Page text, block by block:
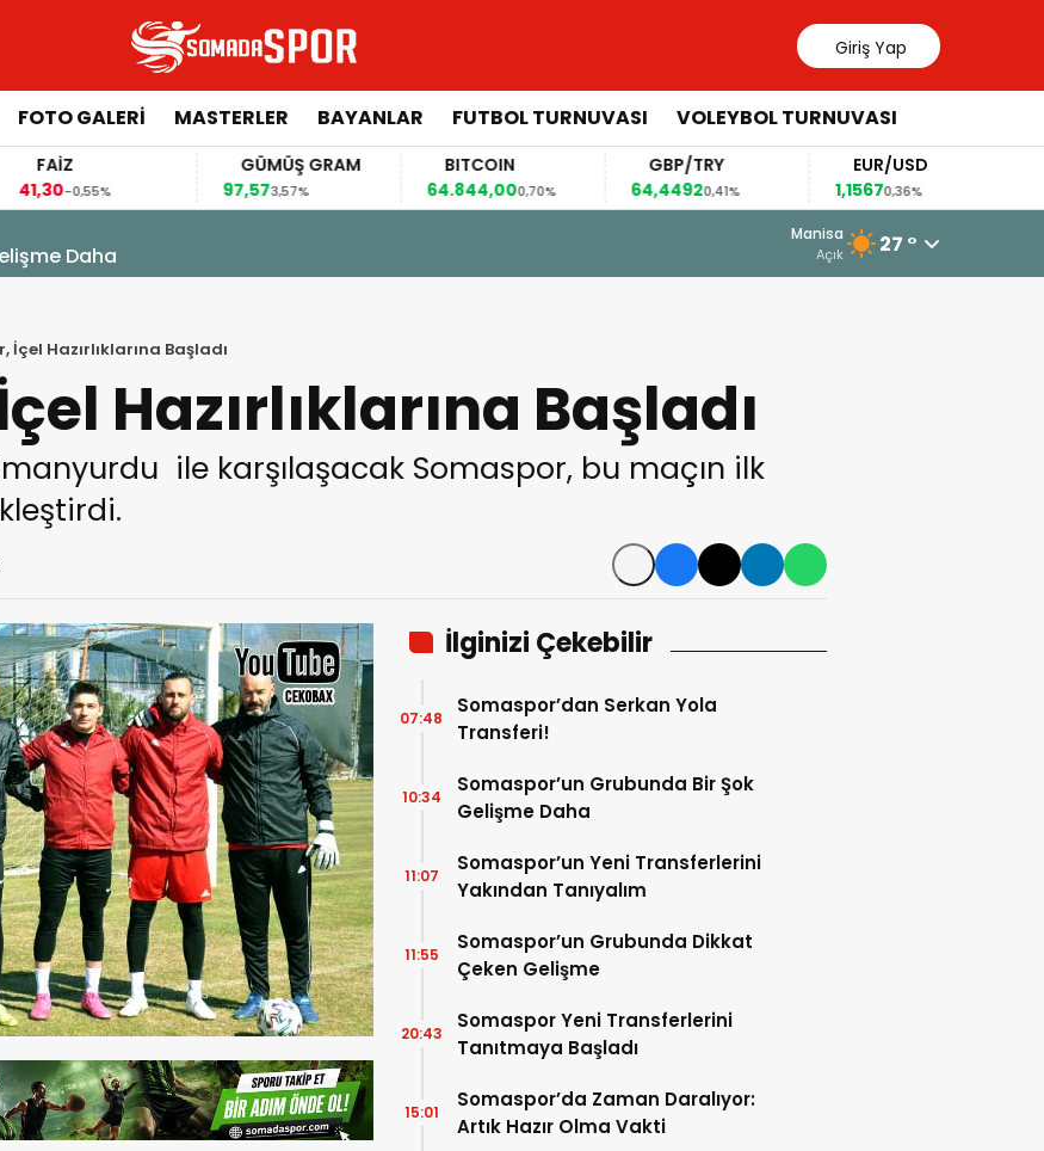
Giriş Yap
FOTO GALERI MASTERLER BAYANLAR FUTBOL TURNUVASI VOLEYBOL TURNUVASI
-0,55%
GÜMÜŞ GRAM
3,57%
BITCOIN
64.844,000,70%
GBP/TRY
64,44920,41%
EUR/USD
0,36%
Daha
4 Ağustos 2026 - 11:07
Somaspor’un Yeni Transferlerini
Manisa
Açık 27 °
İçel Hazırlıklarına Başladı
Hazırlıklarına Başladı
ile karşılaşacak Somaspor, bu maçın ilk
İlginizi Çekebilir
Somaspor’dan Serkan Yola
Transferi!
07:48
Somaspor’un Grubunda Bir Şok
Gelişme Daha
10:34
Somaspor’un Yeni Transferlerini
Yakından Tanıyalım
11:07
Somaspor’un Grubunda Dikkat
Çeken Gelişme
11:55
Somaspor Yeni Transferlerini
Tanıtmaya Başladı
20:43
Somaspor’da Zaman Daralıyor:
Artık Hazır Olma Vakti
15:01